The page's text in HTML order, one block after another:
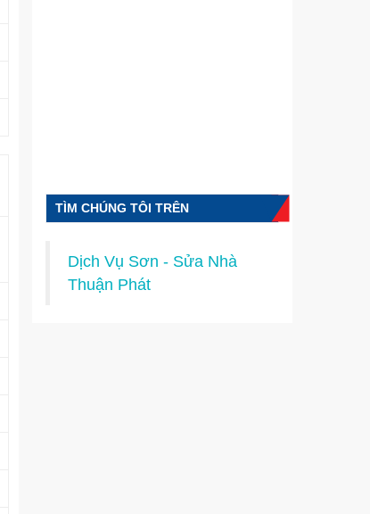
TÌM CHÚNG TÔI TRÊN
Dịch Vụ Sơn - Sửa Nhà
Thuận Phát